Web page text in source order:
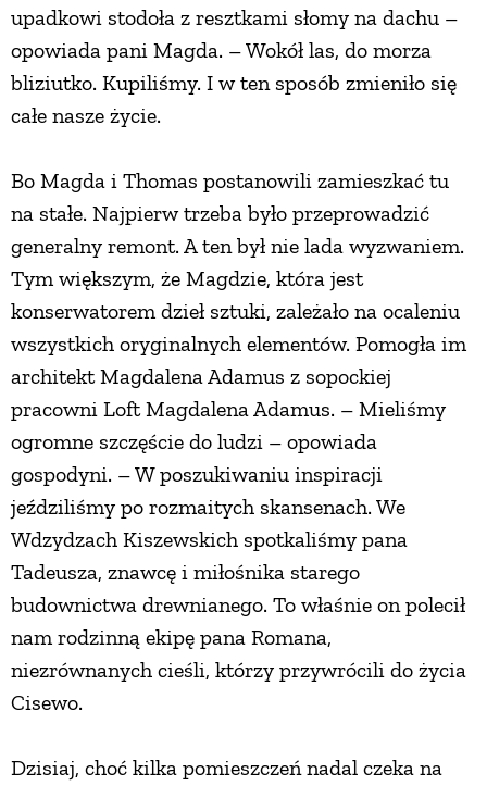
upadkowi stodoła z resztkami słomy na dachu –
opowiada pani Magda. – Wokół las, do morza
bliziutko. Kupiliśmy. I w ten sposób zmieniło się
całe nasze życie.
Bo Magda i Thomas postanowili zamieszkać tu
na stałe. Najpierw trzeba było przeprowadzić
generalny remont. A ten był nie lada wyzwaniem.
Tym większym, że Magdzie, która jest
konserwatorem dzieł sztuki, zależało na ocaleniu
wszystkich oryginalnych elementów. Pomogła im
architekt Magdalena Adamus z sopockiej
pracowni Loft Magdalena Adamus. – Mieliśmy
ogromne szczęście do ludzi – opowiada
gospodyni. – W poszukiwaniu inspiracji
jeździliśmy po rozmaitych skansenach. We
Wdzydzach Kiszewskich spotkaliśmy pana
Tadeusza, znawcę i miłośnika starego
budownictwa drewnianego. To właśnie on polecił
nam rodzinną ekipę pana Romana,
niezrównanych cieśli, którzy przywrócili do życia
Cisewo.
Dzisiaj, choć kilka pomieszczeń nadal czeka na
ZRÓB TO SAM
PRZEPISY
PRZYSTAWKI
ZUPY
DANIA GŁÓWNE
CIASTA I DESERY
PRZETWORY
INNE